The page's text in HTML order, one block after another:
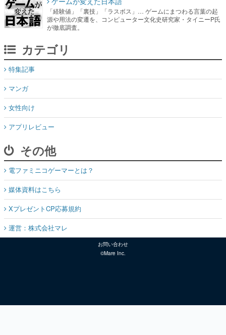
「経験値」「裏技」「ラスボス」… ゲームにまつわる言葉の起
源や用法の変遷を、コンピューター文化史研究家・タイニーP氏
が徹底調査。
カテゴリ
特集記事
マンガ
女性向け
アプリレビュー
その他
電ファミニコゲーマーとは？
媒体資料はこちら
XプレゼントCP応募規約
運営：株式会社マレ
お問い合わせ
©Mare Inc.